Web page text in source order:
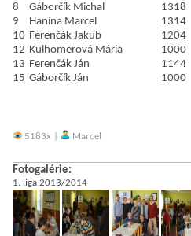
8
Gáborčík Michal 1318
9
Hanina Marcel 1314
10 Ferenčák Jakub 1204
12 Kulhomerová Mária 1000
13 Ferenčák Ján 1144
15 Gáborčík Ján 1000
5183x | Marcel
Fotogalérie:
1. liga 2013/2014